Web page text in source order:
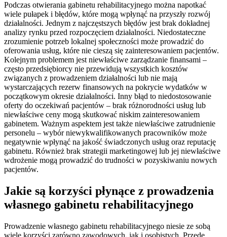
Podczas otwierania gabinetu rehabilitacyjnego można napotkać
wiele pułapek i błędów, które mogą wpłynąć na przyszły rozwój
działalności. Jednym z najczęstszych błędów jest brak dokładnej
analizy rynku przed rozpoczęciem działalności. Niedostateczne
zrozumienie potrzeb lokalnej społeczności może prowadzić do
oferowania usług, które nie cieszą się zainteresowaniem pacjentów.
Kolejnym problemem jest niewłaściwe zarządzanie finansami –
często przedsiębiorcy nie przewidują wszystkich kosztów
związanych z prowadzeniem działalności lub nie mają
wystarczających rezerw finansowych na pokrycie wydatków w
początkowym okresie działalności. Inny błąd to niedostosowanie
oferty do oczekiwań pacjentów – brak różnorodności usług lub
niewłaściwe ceny mogą skutkować niskim zainteresowaniem
gabinetem. Ważnym aspektem jest także niewłaściwe zatrudnienie
personelu – wybór niewykwalifikowanych pracowników może
negatywnie wpłynąć na jakość świadczonych usług oraz reputację
gabinetu. Również brak strategii marketingowej lub jej niewłaściwe
wdrożenie mogą prowadzić do trudności w pozyskiwaniu nowych
pacjentów.
Jakie są korzyści płynące z prowadzenia
własnego gabinetu rehabilitacyjnego
Prowadzenie własnego gabinetu rehabilitacyjnego niesie ze sobą